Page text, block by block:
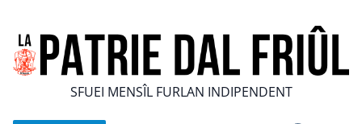
SFUEI MENSÎL FURLAN INDIPENDENT